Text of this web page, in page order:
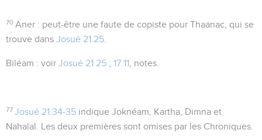
70 Aner : peut-être une faute de copiste pour Thaanac, qui se
trouve dans Josué 21.25
Biléam : voir Josué 21.25 ; 17.11 , notes.
77 Josué 21.34-35 indique Joknéam, Kartha, Dimna et
Nahalal. Les deux premières sont omises par les Chroniques.